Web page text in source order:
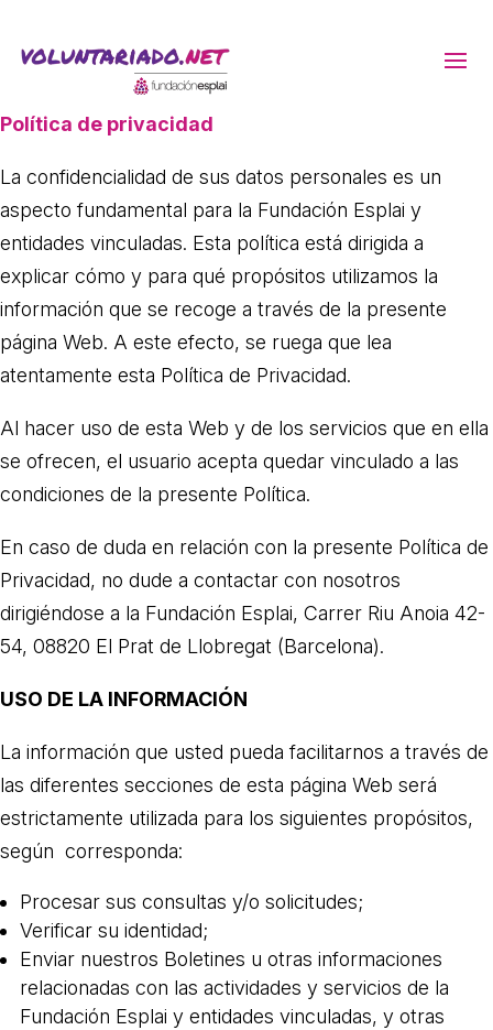
Política de privacidad
La confidencialidad de sus datos personales es un
aspecto fundamental para la Fundación Esplai y
entidades vinculadas. Esta política está dirigida a
explicar cómo y para qué propósitos utilizamos la
información que se recoge a través de la presente
página Web. A este efecto, se ruega que lea
atentamente esta Política de Privacidad.
Al hacer uso de esta Web y de los servicios que en ella
se ofrecen, el usuario acepta quedar vinculado a las
condiciones de la presente Política.
En caso de duda en relación con la presente Política de
Privacidad, no dude a contactar con nosotros
dirigiéndose a la Fundación Esplai, Carrer Riu Anoia 42-
54, 08820 El Prat de Llobregat (Barcelona).
USO DE LA INFORMACIÓN
La información que usted pueda facilitarnos a través de
las diferentes secciones de esta página Web será
estrictamente utilizada para los siguientes propósitos,
según corresponda:
Procesar sus consultas y/o solicitudes;
Verificar su identidad;
Enviar nuestros Boletines u otras informaciones
relacionadas con las actividades y servicios de la
Fundación Esplai y entidades vinculadas, y otras
ACTIVITATS D'ESTIU
MÓN ESCOLAR
ALBERG CENTRE ESPLAI
FORMACIÓ
CASES DE COLÒNIES
ACCIÓ SOCIAL I JOVES
ESPLAIS
SUPORT TERCER SECTOR
CONEIX FUNDESPLAI
La Fundació
L'equip